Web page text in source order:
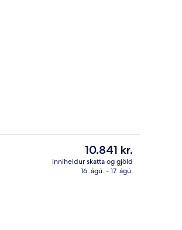
Núverandi
verð
er
10.841 kr.
inniheldur skatta og gjöld
16. ágú. - 17. ágú.